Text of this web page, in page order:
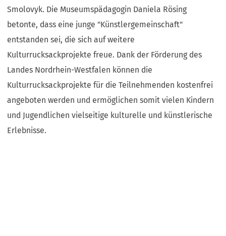
Smolovyk. Die Museumspädagogin Daniela Rösing
betonte, dass eine junge "Künstlergemeinschaft"
entstanden sei, die sich auf weitere
Kulturrucksackprojekte freue. Dank der Förderung des
Landes Nordrhein-Westfalen können die
Kulturrucksackprojekte für die Teilnehmenden kostenfrei
angeboten werden und ermöglichen somit vielen Kindern
und Jugendlichen vielseitige kulturelle und künstlerische
Erlebnisse.